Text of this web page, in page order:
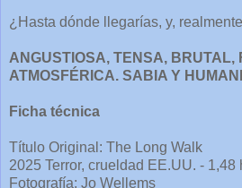
¿Hasta dónde llegarías, y,
ANGUSTIOSA, TENSA, BRUTAL,
ATMOSFÉRICA. SABIA Y
Ficha técnica
Título Original: The Long Walk
2025 Terror, crueldad EE.UU. - 1,48
Fotografía: Jo Wellems